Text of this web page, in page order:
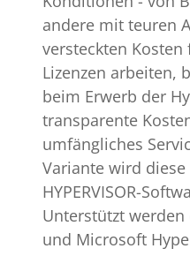
andere mit teuren
versteckten Kosten
Lizenzen arbeiten,
beim Erwerb der
transparente
umfängliches
Variante wird
HYPERVISOR-
Unterstützt werden
und Microsoft